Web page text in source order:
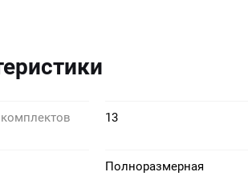
13
Полноразмерная